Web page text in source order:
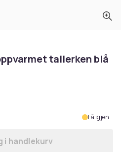
tallerken blå
Få igjen
Legg CHICCO-1600025
i handlekurv